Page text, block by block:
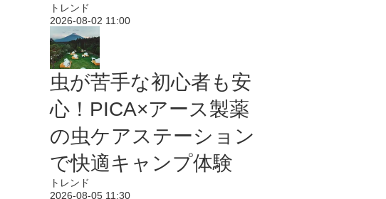
トレンド
2026-08-02 11:00
虫が苦手な初心者も安
心！PICA×アース製薬
の虫ケアステーション
で快適キャンプ体験
トレンド
2026-08-05 11:30